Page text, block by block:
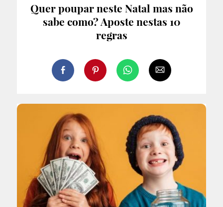
Quer poupar neste Natal mas não
sabe como? Aposte nestas 10
regras